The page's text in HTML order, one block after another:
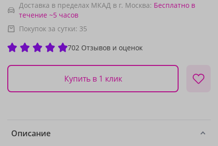
Доставка в пределах МКАД в г. Москва: Бесплатно в
течение ~5 часов
Покупок за сутки: 35
702 Отзывов и оценок
Купить в 1 клик
Описание